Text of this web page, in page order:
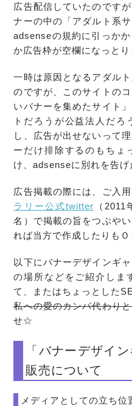
広告配信していたのです
ナーの中の「アダルト系
adsenseの規約に引っか
か広告枠が空欄になっとり
一時は原因となるアダル
のですが、このサイトの
いバナーを集めたサイト
トだろうが公益法人だろ
し、広告が出せないって
ーだけ排除するのもちょ
け、adsenseに別れを告げ
広告掲載の際には、ご入
ラリー公式twitter （
名）で掲載の旨をつぶや
れば当方で作成したりもＯ
以下にバナーデザインギ
の場所などをご紹介しま
て、またはちょっとした
私への愛のカンパ代わり
せ☆
「バナーデザイ
販売について
メディアとしての立ち位